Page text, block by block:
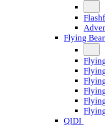
Flying Bear
QIDI